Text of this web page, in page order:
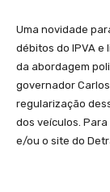
Uma novidade
débitos do IPVA e
da abordagem
governador
regularização
dos veículos.
e/ou o site do